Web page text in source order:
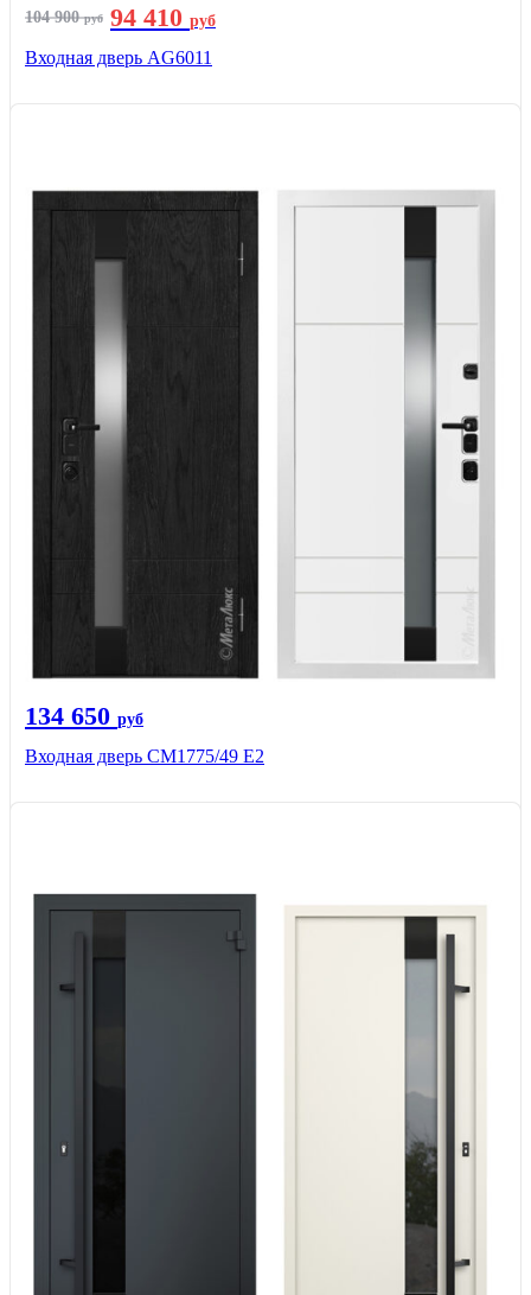
104 900руб 94 410 руб
Входная дверь AG6011
134 650 руб
Входная дверь СМ1775/49 Е2